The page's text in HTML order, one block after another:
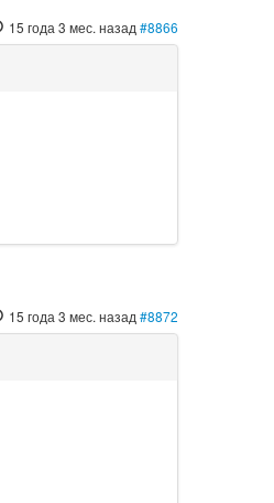
15 года 3 мес. назад #8866
15 года 3 мес. назад #8872